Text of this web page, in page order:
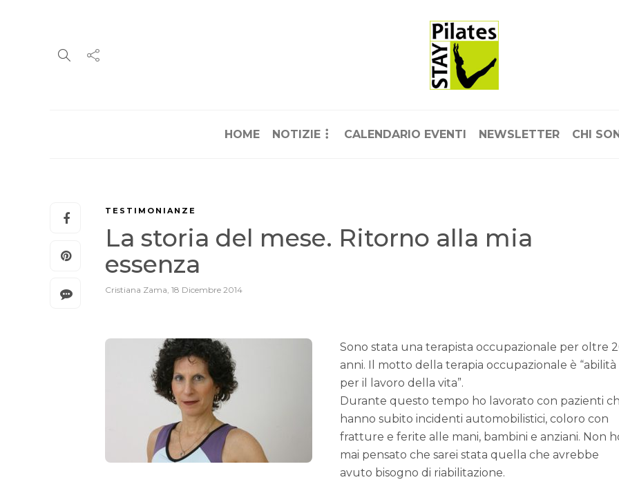
HOME NOTIZIE CALENDARIO EVENTI NEWSLETTER CHI
TESTIMONIANZE
La storia del mese. Ritorno alla mia
essenza
Cristiana Zama, 18 Dicembre 2014
Sono stata una terapista occupazionale per oltre
anni. Il motto della terapia occupazionale è “abilità
per il lavoro della vita”.
Durante questo tempo ho lavorato con pazienti
hanno subito incidenti automobilistici, coloro con
fratture e ferite alle mani, bambini e anziani. Non
mai pensato che sarei stata quella che avrebbe
avuto bisogno di riabilitazione.